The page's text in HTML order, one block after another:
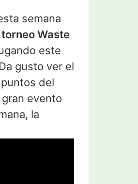
semana
Waste
este
gusto ver el
del
evento
la